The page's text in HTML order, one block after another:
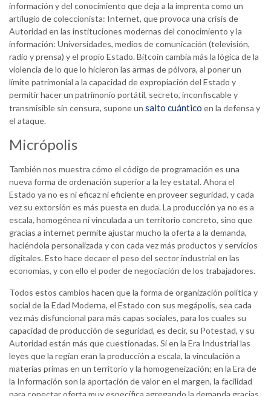
información y del conocimiento que deja a la imprenta como un
artilugio de coleccionista: Internet, que provoca una crisis de
Autoridad en las instituciones modernas del conocimiento y la
información: Universidades, medios de comunicación (televisión,
radio y prensa) y el propio Estado. Bitcoin cambia más la lógica de la
violencia de lo que lo hicieron las armas de pólvora, al poner un
límite patrimonial a la capacidad de expropiación del Estado y
permitir hacer un patrimonio portátil, secreto, inconfiscable y
transmisible sin censura, supone un salto cuántico en la defensa y
el ataque.
Micrópolis
También nos muestra cómo el código de programación es una
nueva forma de ordenación superior a la ley estatal. Ahora el
Estado ya no es ni eficaz ni eficiente en proveer seguridad, y cada
vez su extorsión es más puesta en duda. La producción ya no es a
escala, homogénea ni vinculada a un territorio concreto, sino que
gracias a internet permite ajustar mucho la oferta a la demanda,
haciéndola personalizada y con cada vez más productos y servicios
digitales. Esto hace decaer el peso del sector industrial en las
economías, y con ello el poder de negociación de los trabajadores.
Todos estos cambios hacen que la forma de organización política y
social de la Edad Moderna, el Estado con sus megápolis, sea cada
vez más disfuncional para más capas sociales, para los cuales su
capacidad de producción de seguridad, es decir, su Potestad, y su
Autoridad están más que cuestionadas. Si en la Era Industrial las
leyes que la regían eran la producción a escala, la vinculación a
materias primas en un territorio y la homogeneización; en la Era de
la Información son la aportación de valor en el margen, la facilidad